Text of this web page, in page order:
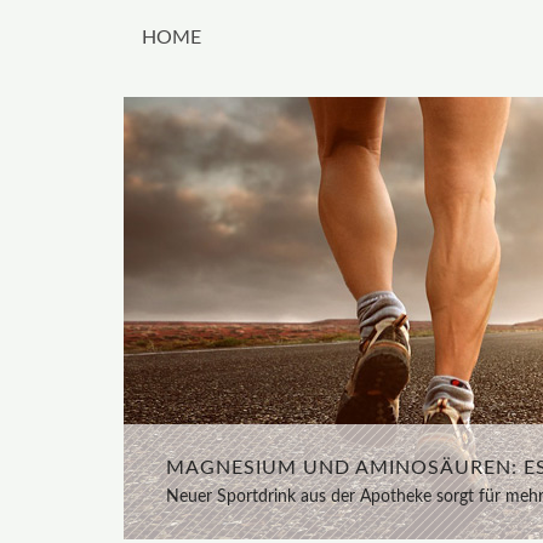
HOME
MAGNESIUM UND AMINOSÄUREN:
Neuer Sportdrink aus der Apotheke sorgt für
FRAUEN BEVORZUGEN
Isoflavone – sichere Unterstützung gegen
Präparate...